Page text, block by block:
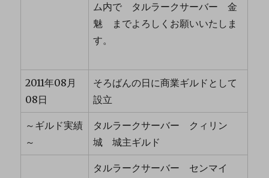
ム内で タルラークサーバー 金
魅 までよろしくお願いいたしま
す。
2011年08月
08日
そろばんの日に商業ギルドとして
設立
～ギルド実績
～
タルラークサーバー クィリン
城 城主ギルド
タルラークサーバー センマイ